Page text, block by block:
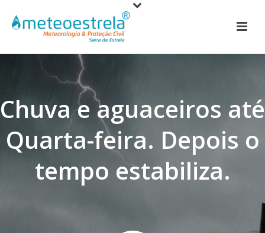
Chuva e aguaceiros até
Quarta-feira. Depois o
tempo estabiliza.